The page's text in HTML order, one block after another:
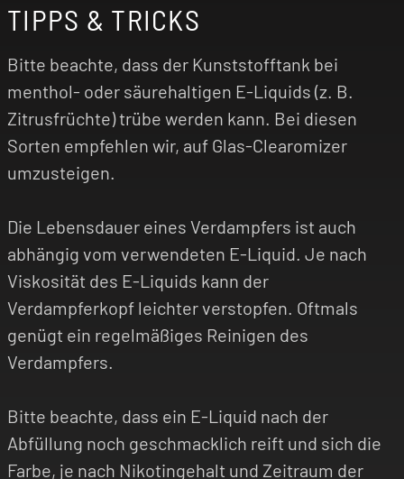
TIPPS & TRICKS
Bitte beachte, dass der Kunststofftank bei
menthol- oder säurehaltigen E-Liquids (z. B.
Zitrusfrüchte) trübe werden kann. Bei diesen
Sorten empfehlen wir, auf Glas-Clearomizer
umzusteigen.
Die Lebensdauer eines Verdampfers ist auch
abhängig vom verwendeten E-Liquid. Je nach
Viskosität des E-Liquids kann der
Verdampferkopf leichter verstopfen. Oftmals
genügt ein regelmäßiges Reinigen des
Verdampfers.
Bitte beachte, dass ein E-Liquid nach der
Abfüllung noch geschmacklich reift und sich die
Farbe, je nach Nikotingehalt und Zeitraum der